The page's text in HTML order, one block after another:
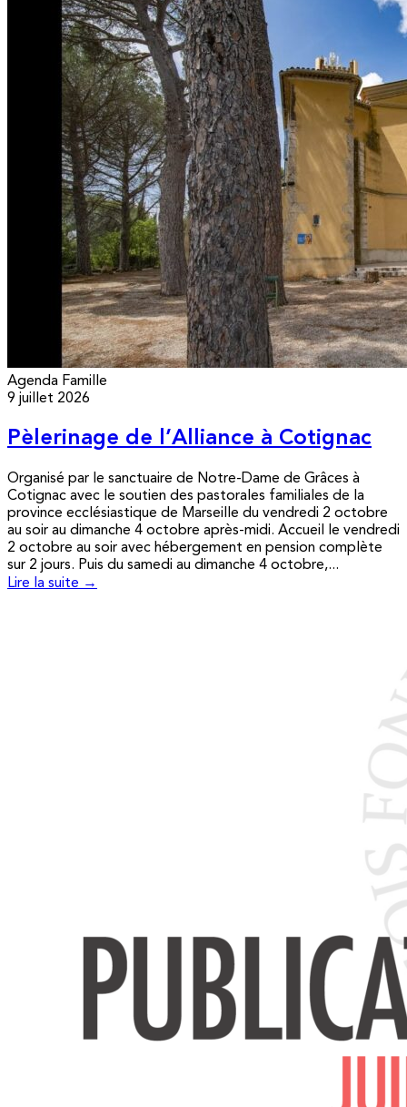
Agenda Famille
9 juillet 2026
Pèlerinage de l’Alliance à Cotignac
Organisé par le sanctuaire de Notre-Dame de Grâces à
Cotignac avec le soutien des pastorales familiales de la
province ecclésiastique de Marseille du vendredi 2 octobre
au soir au dimanche 4 octobre après-midi. Accueil le vendredi
2 octobre au soir avec hébergement en pension complète
sur 2 jours. Puis du samedi au dimanche 4 octobre,...
Lire la suite →